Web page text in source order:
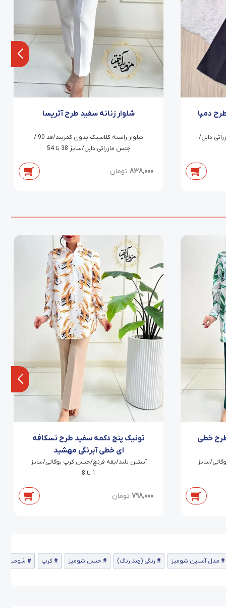
دمپا
مازراتی دابل/
شلوار زنانه سفید طرح آتریسا
شلوار راسته کلاسیک بدون کمربند/قد 90 /
جنس مازراتی دابل/سایز 38 تا 54
838,000 تومان
خطی
سایز
تونیک پنج دکمه سفید طرح نسکافه
ای خطی آبرنگی مهشید
آستین بلند/یقه فرنچ/جنس کرپ بوگاتی/سایز
1 تا 8
798,000 تومان
مدل آستین شومیز رنگی (چند رنگ) جنس شومیز کرپ شومیز